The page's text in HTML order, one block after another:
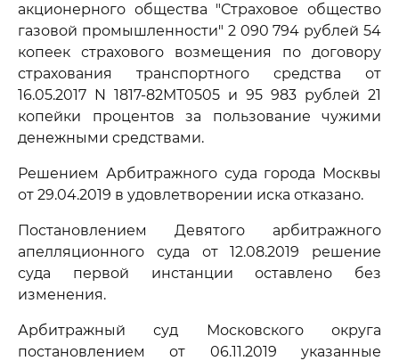
акционерного общества "Страховое общество
газовой промышленности" 2 090 794 рублей 54
копеек страхового возмещения по договору
страхования транспортного средства от
16.05.2017 N 1817-82МТ0505 и 95 983 рублей 21
копейки процентов за пользование чужими
денежными средствами.
Решением Арбитражного суда города Москвы
от 29.04.2019 в удовлетворении иска отказано.
Постановлением Девятого арбитражного
апелляционного суда от 12.08.2019 решение
суда первой инстанции оставлено без
изменения.
Арбитражный суд Московского округа
постановлением от 06.11.2019 указанные